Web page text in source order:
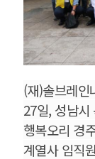
(재)솔브레인
27일, 성남
행복오리 경
계열사 임직